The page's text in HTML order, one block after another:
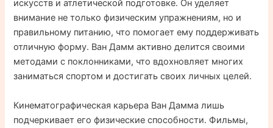
искусств и атлетической подготовке. Он уделяет
внимание не только физическим упражнениям, но и
правильному питанию, что помогает ему поддерживать
отличную форму. Ван Дамм активно делится своими
методами с поклонниками, что вдохновляет многих
заниматься спортом и достигать своих личных целей.
Кинематографическая карьера Ван Дамма лишь
подчеркивает его физические способности. Фильмы,